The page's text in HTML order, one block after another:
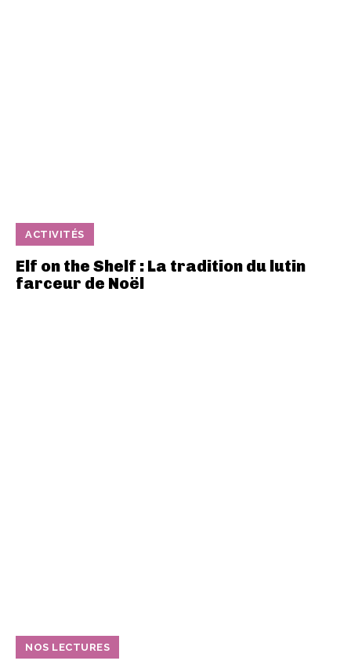
ACTIVITÉS
Elf on the Shelf : La tradition du lutin
farceur de Noël
NOS LECTURES